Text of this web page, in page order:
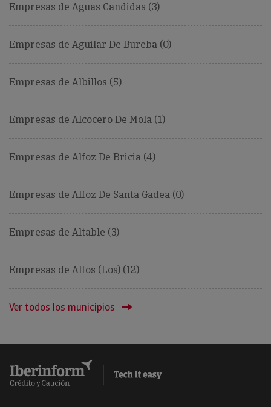
Empresas de Aguas Candidas (3)
Empresas de Aguilar De Bureba (0)
Empresas de Albillos (5)
Empresas de Alcocero De Mola (1)
Empresas de Alfoz De Bricia (4)
Empresas de Alfoz De Santa Gadea (0)
Empresas de Altable (3)
Empresas de Altos (Los) (12)
Ver todos los municipios